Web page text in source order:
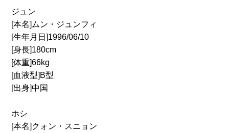
ジュン
[本名]ムン・ジュンフィ
[生年月日]1996/06/10
[身長]180cm
[体重]66kg
[血液型]B型
[出身]中国
ホシ
[本名]クォン・スニョン